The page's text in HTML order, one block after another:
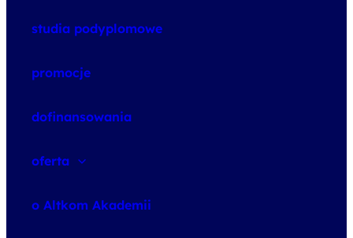
studia podyplomowe
promocje
dofinansowania
oferta
o Altkom Akademii